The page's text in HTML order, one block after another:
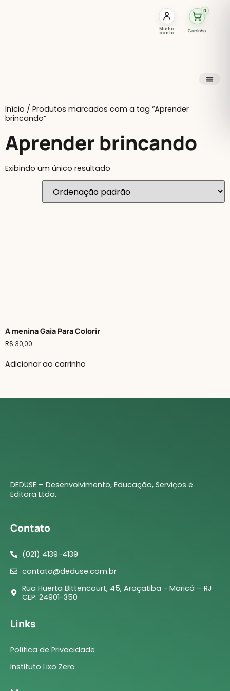
Minha
conta Carrinho
0
Início / Produtos marcados com a tag “Aprender
brincando”
Aprender brincando
Exibindo um único resultado
A menina Gaia Para Colorir
R$ 30,00
Adicionar ao carrinho
DEDUSE – Desenvolvimento, Educação, Serviços e
Editora Ltda.
Contato
(021) 4139-4139
contato@deduse.com.br
Rua Huerta Bittencourt, 45, Araçatiba - Maricá – RJ
CEP: 24901-350
Links
Política de Privacidade
Instituto Lixo Zero